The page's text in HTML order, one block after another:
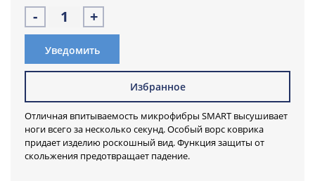
- +
Уведомить
Избранное
Отличная впитываемость микрофибры SMART высушивает
ноги всего за несколько секунд. Особый ворс коврика
придает изделию роскошный вид. Функция защиты от
скольжения предотвращает падение.